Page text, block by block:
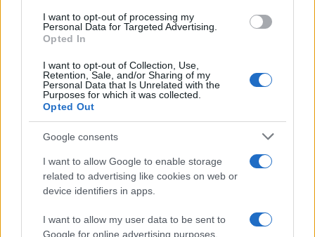
consent section.
I want to opt-out of processing my
Personal Data for Targeted Advertising.
Opted In
I want to opt-out of Collection, Use,
Retention, Sale, and/or Sharing of my
Personal Data that Is Unrelated with the
Purposes for which it was collected.
Opted Out
Google consents
I want to allow Google to enable storage
related to advertising like cookies on web or
device identifiers in apps.
I want to allow my user data to be sent to
Google for online advertising purposes.
CHI
SIAMO
PARTNERSHIP E
ACCREDITAMENTI